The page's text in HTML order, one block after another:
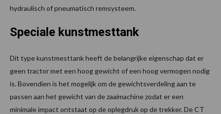
hydraulisch of pneumatisch remsysteem.
Speciale kunstmesttank
Dit type kunstmesttank heeft de belangrijke eigenschap dat er
geen tractor met een hoog gewicht of een hoog vermogen nodig
is. Bovendien is het mogelijk om de gewichtsverdeling aan te
passen aan het gewicht van de zaaimachine zodat er een
minimale impact ontstaat op de oplegdruk op de trekker. De CT